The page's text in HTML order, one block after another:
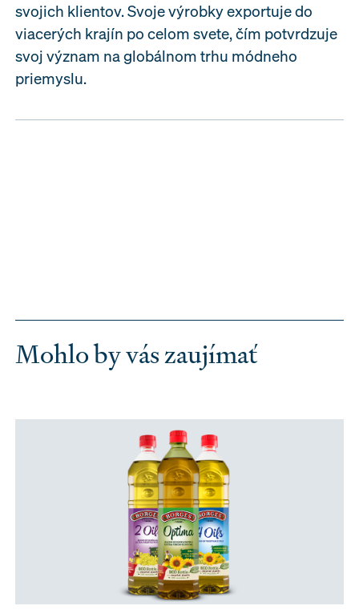
svojich klientov. Svoje výrobky exportuje do
viacerých krajín po celom svete, čím potvrdzuje
svoj význam na globálnom trhu módneho
priemyslu.
Mohlo by vás zaujímať